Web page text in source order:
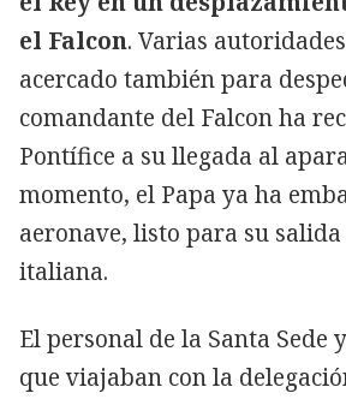
el Falcon. Varias
acercado también para
comandante del Falcon ha
Pontífice a su llegada al
momento, el Papa ya ha
aeronave, listo para su
italiana.
El personal de la Santa Sede
que viajaban con la